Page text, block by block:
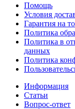
Помощь
Условия
Гарантия на
Политика
Политика в
данных
Политика
Информация
Статьи
Вопрос-ответ